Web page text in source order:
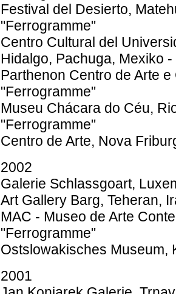
Festival del Desierto,
"Ferrogramme"
Centro Cultural del
Hidalgo, Pachuga, Mexiko
Parthenon Centro de Arte
"Ferrogramme"
Museu Chácara do Céu,
"Ferrogramme"
Centro de Arte, Nova
2002
Galerie Schlassgoart,
Art Gallery Barg, Teheran,
MAC - Museo de Arte
"Ferrogramme"
Ostslowakisches Museum,
2001